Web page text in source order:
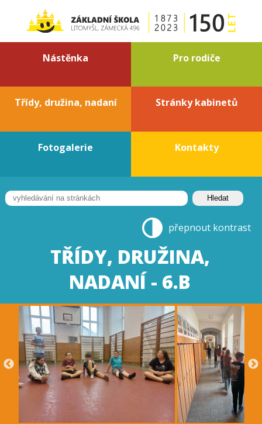
Nástěnka Pro rodiče
Třídy, družina, nadaní Stránky kabinetů
Fotogalerie Kontakty
přepnout kontrast
TŘÍDY, DRUŽINA,
NADANÍ - 6.B